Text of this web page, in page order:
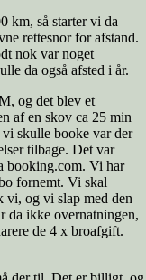
km, så starter vi da
rettesnor for afstand.
nok var noget
da også afsted i år.
og det blev et
af en skov ca 25 min
skulle booke var der
tilbage. Det var
booking.com. Vi har
fornemt. Vi skal
vi, og vi slap med den
da ikke overnatningen,
de 4 x broafgift.